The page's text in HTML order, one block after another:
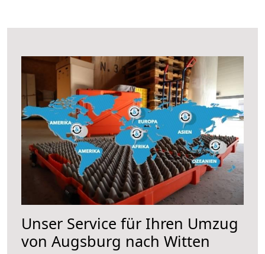
Unser Service für Ihren Umzug
von Augsburg nach Witten